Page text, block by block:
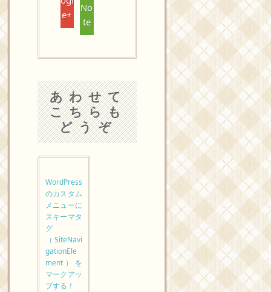
e+
No
te
あわせて
こちらも
どうぞ
WordPress
のカスタム
メニューに
スキーマタ
グ
（SiteNavi
gationEle
ment）を
マークアッ
プする！